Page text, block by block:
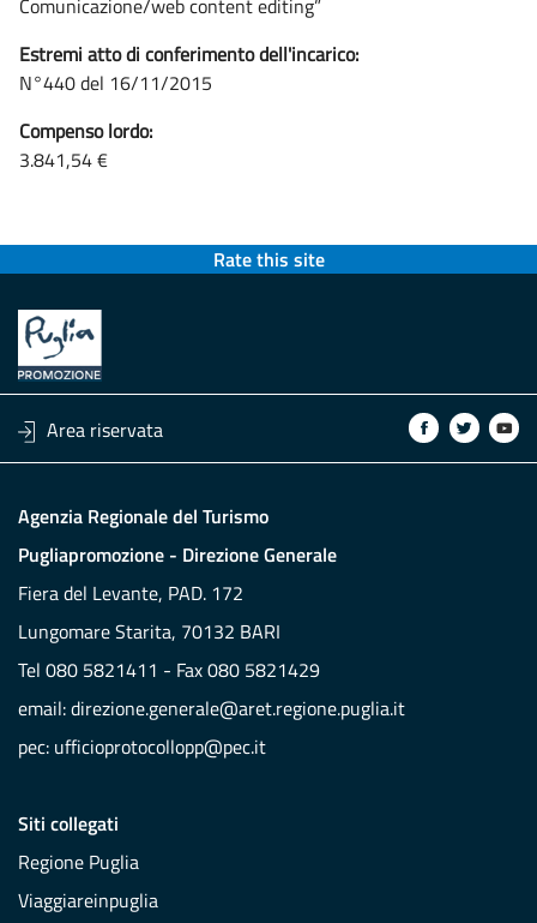
Comunicazione/web content editing”
Estremi atto di conferimento dell'incarico:
N°440 del 16/11/2015
Compenso lordo:
3.841,54 €
Rate this site
Area riservata
Agenzia Regionale del Turismo
Pugliapromozione - Direzione Generale
Fiera del Levante, PAD. 172
Lungomare Starita, 70132 BARI
Tel 080 5821411 - Fax 080 5821429
email:direzione.generale@aret.regione.puglia.it
pec: ufficioprotocollopp@pec.it
Siti collegati
Regione Puglia
Viaggiareinpuglia